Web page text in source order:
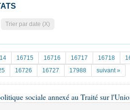
clés
de l'Assemblée ... )
Trier par date (X)
16715 16716 16717 16718
16726 16727 17988 suivant »
sociale annexé au Traité sur